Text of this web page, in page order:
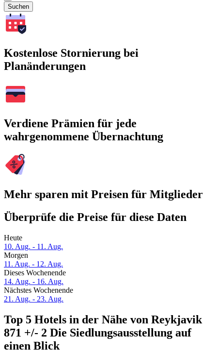
Suchen
Kostenlose Stornierung bei
Planänderungen
Verdiene Prämien für jede
wahrgenommene Übernachtung
Mehr sparen mit Preisen für Mitglieder
Überprüfe die Preise für diese Daten
Heute
10. Aug. - 11. Aug.
Morgen
11. Aug. - 12. Aug.
Dieses Wochenende
14. Aug. - 16. Aug.
Nächstes Wochenende
21. Aug. - 23. Aug.
Top 5 Hotels in der Nähe von Reykjavik
871 +/- 2 Die Siedlungsausstellung auf
einen Blick